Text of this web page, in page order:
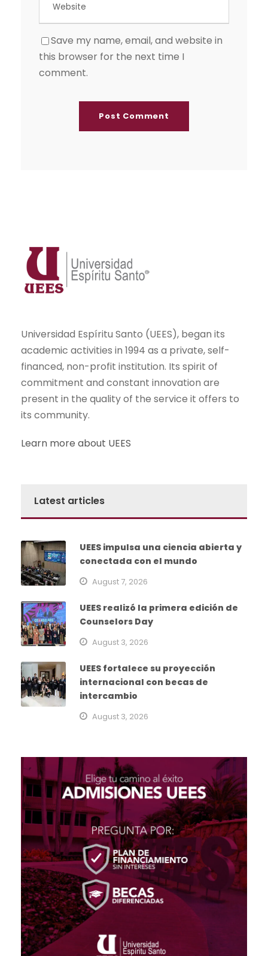
Save my name, email, and website in
this browser for the next time I
comment.
Universidad Espíritu Santo (UEES), began its
academic activities in 1994 as a private, self-
financed, non-profit institution. Its spirit of
commitment and constant innovation are
present in the quality of the service it offers to
its community.
Learn more about UEES
Latest articles
UEES impulsa una ciencia abierta y
conectada con el mundo
August 7, 2026
UEES realizó la primera edición de
Counselors Day
August 3, 2026
UEES fortalece su proyección
internacional con becas de
intercambio
August 3, 2026